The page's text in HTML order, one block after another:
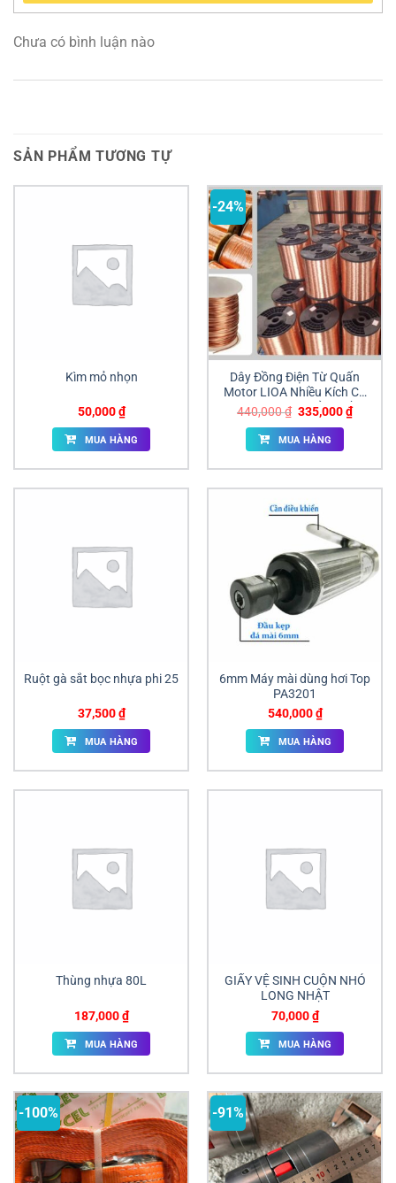
Chưa có bình luận nào
SẢN PHẨM TƯƠNG TỰ
Kìm mỏ nhọn
50,000₫
MUA HÀNG
-24%
Dây Đồng Điện Từ Quấn
Motor LIOA Nhiều Kích Cỡ
Chính Hãng | Giá Sỉ Tại Đồng
Nai
440,000₫ Giá
là:
440,000 ₫.
335,000₫Giá
hiện
MUA HÀNG
Ruột gà sắt bọc nhựa phi 25
37,500₫
MUA HÀNG
6mm Máy mài dùng hơi Top
PA­3201
540,000₫
MUA HÀNG
Thùng nhựa 80L
187,000₫
MUA HÀNG
GIẤY VỆ SINH CUỘN NHỎ
LONG NHẬT
70,000₫
MUA HÀNG
-100% -91%